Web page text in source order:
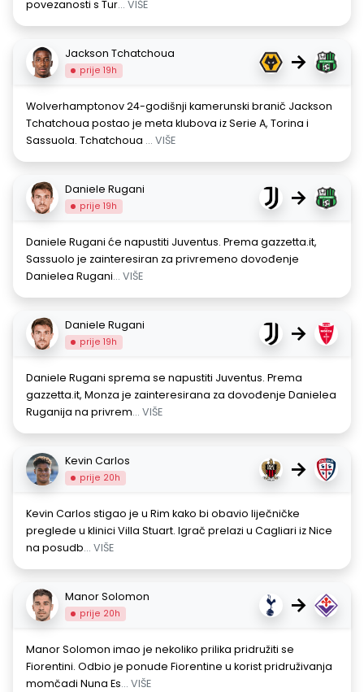
povezanosti s Tur... VIŠE
Jackson Tchatchoua
prije 19h →
Wolverhamptonov 24-godišnji kamerunski branič Jackson
Tchatchoua postao je meta klubova iz Serie A, Torina i
Sassuola. Tchatchoua ... VIŠE
Daniele Rugani
prije 19h →
Daniele Rugani će napustiti Juventus. Prema gazzetta.it,
Sassuolo je zainteresiran za privremeno dovođenje
Danielea Rugani... VIŠE
Daniele Rugani
prije 19h →
Daniele Rugani sprema se napustiti Juventus. Prema
gazzetta.it, Monza je zainteresirana za dovođenje Danielea
Ruga­nija na privrem... VIŠE
Kevin Carlos
prije 20h →
Kevin Carlos stigao je u Rim kako bi obavio liječničke
preglede u klinici Villa Stuart. Igrač prelazi u Cagliari iz Nice
na posudb... VIŠE
Manor Solomon
prije 20h →
Manor Solomon imao je nekoliko prilika pridružiti se
Fiorentini. Odbio je ponude Fiorentine u korist pridruživanja
momčadi Nuna Es... VIŠE